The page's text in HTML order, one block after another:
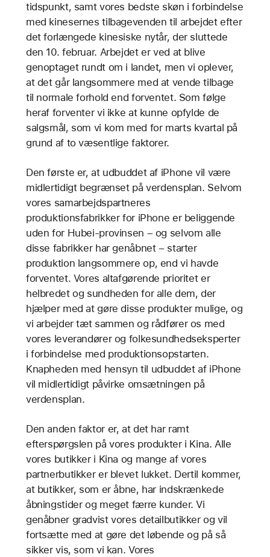
tidspunkt, samt vores bedste skøn i forbindelse
med kinesernes tilbagevenden til arbejdet efter
det forlængede kinesiske nytår, der sluttede
den 10. februar. Arbejdet er ved at blive
genoptaget rundt om i landet, men vi oplever,
at det går langsommere med at vende tilbage
til normale forhold end forventet. Som følge
heraf forventer vi ikke at kunne opfylde de
salgsmål, som vi kom med for marts kvartal på
grund af to væsentlige faktorer.
Den første er, at udbuddet af iPhone vil være
midlertidigt begrænset på verdensplan. Selvom
vores samarbejdspartneres
produktionsfabrikker for iPhone er beliggende
uden for Hubei-provinsen – og selvom alle
disse fabrikker har genåbnet – starter
produktion langsommere op, end vi havde
forventet. Vores altafgørende prioritet er
helbredet og sundheden for alle dem, der
hjælper med at gøre disse produkter mulige, og
vi arbejder tæt sammen og rådfører os med
vores leverandører og folkesundhedseksperter
i forbindelse med produktionsopstarten.
Knapheden med hensyn til udbuddet af iPhone
vil midlertidigt påvirke omsætningen på
verdensplan.
Den anden faktor er, at det har ramt
efterspørgslen på vores produkter i Kina. Alle
vores butikker i Kina og mange af vores
partnerbutikker er blevet lukket. Dertil kommer,
at butikker, som er åbne, har indskrænkede
åbningstider og meget færre kunder. Vi
genåbner gradvist vores detailbutikker og vil
fortsætte med at gøre det løbende og på så
sikker vis, som vi kan. Vores